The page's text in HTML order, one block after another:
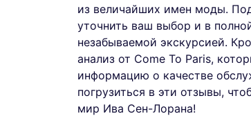
из величайших имен моды.
уточнить ваш выбор и в
незабываемой экскурсией.
анализ от Come To Paris,
информацию о качестве
погрузиться в эти отзывы,
мир Ива Сен-Лорана!